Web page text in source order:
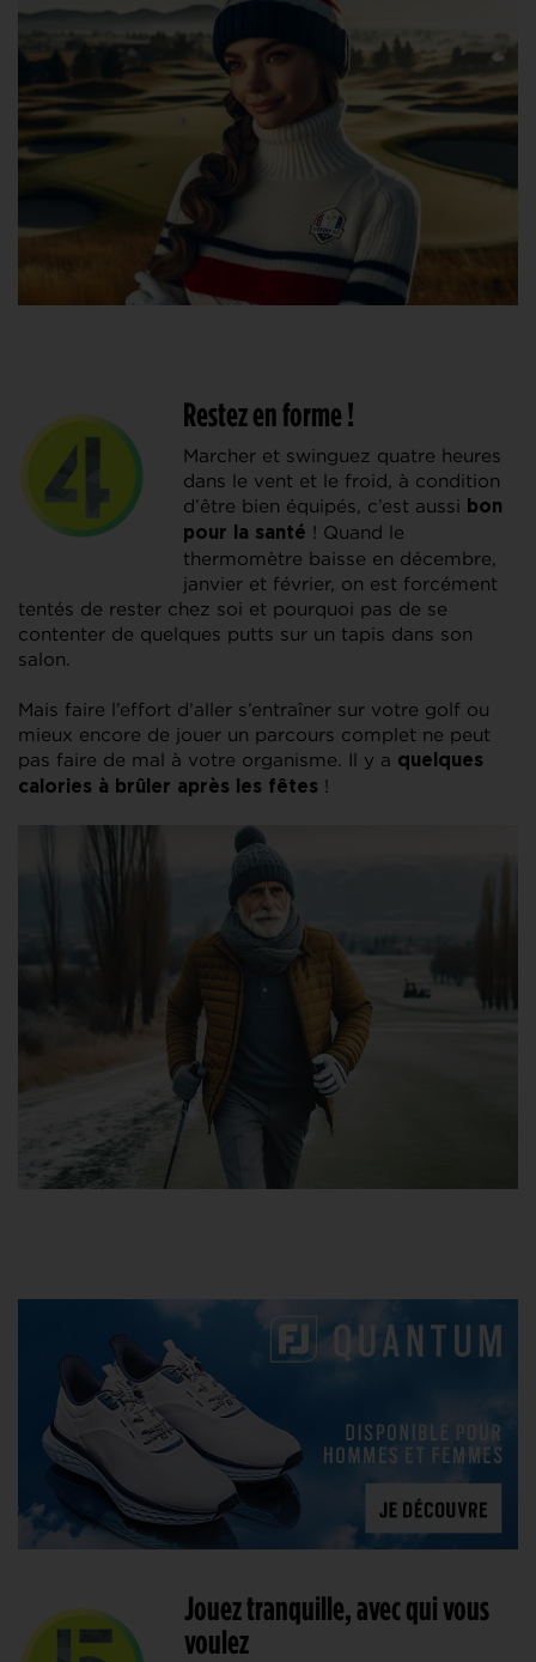
Restez en forme !
Marcher et swinguez quatre heures
dans le vent et le froid, à condition
d’être bien équipés, c’est aussi bon
pour la santé ! Quand le
thermomètre baisse en décembre,
janvier et février, on est forcément
tentés de rester chez soi et pourquoi pas de se
contenter de quelques putts sur un tapis dans son
salon.
Mais faire l’effort d’aller s’entraîner sur votre golf ou
mieux encore de jouer un parcours complet ne peut
pas faire de mal à votre organisme. Il y a quelques
calories à brûler après les fêtes !
Jouez tranquille, avec qui vous
voulez